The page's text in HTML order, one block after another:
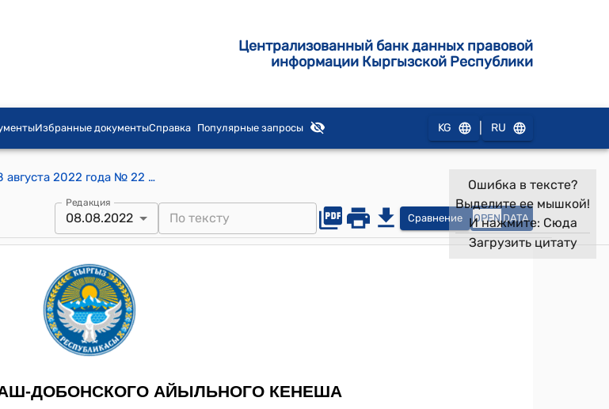
Централизованный банк данных правовой
информации Кыргызской Республики
Избранные документыСправка Популярные запросы KG RU
Постановление Таш-Добонского айылного кенеша от 8 августа 2022 года № 22 "О разрешении внесении корректировки в генеральный план"
Редакция
08.08.2022 Сравнение OPEN DATA
Ошибка в тексте?
Выделите ее мышкой!
И нажмите: Сюда
Загрузить цитату